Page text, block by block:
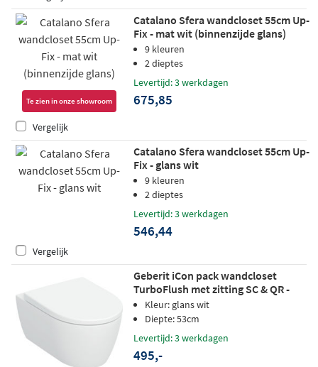
Te zien in onze showroom
Catalano Sfera wandcloset 55cm Up-
Fix - mat wit (binnenzijde glans)
9 kleuren
2 dieptes
Levertijd: 3 werkdagen
675,85
Vergelijk
Catalano Sfera wandcloset 55cm Up-
Fix - glans wit
9 kleuren
2 dieptes
Levertijd: 3 werkdagen
546,44
Vergelijk
Geberit iCon pack wandcloset
TurboFlush met zitting SC & QR -
glans wit - Keratect
Kleur: glans wit
Diepte: 53cm
Levertijd: 3 werkdagen
495,-